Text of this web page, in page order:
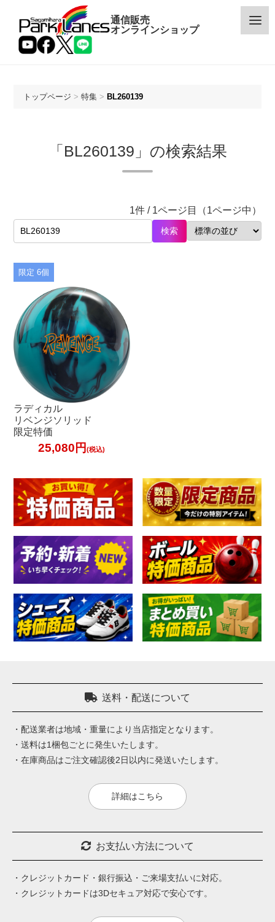
通信販売
オンラインショップ
メーカー
限定商品
特価商品
トップページ > 特集 > BL260139
「BL260139」の検索結果
1件 / 1ページ目（1ページ中）
検索
限定 6個
ラディカル
リベンジソリッド
限定特価
25,080円(税込)
送料・配送について
・配送業者は地域・重量により当店指定となります。
・送料は1梱包ごとに発生いたします。
・在庫商品はご注文確認後2日以内に発送いたします。
詳細はこちら
お支払い方法について
・クレジットカード・銀行振込・ご来場支払いに対応。
・クレジットカードは3Dセキュア対応で安心です。